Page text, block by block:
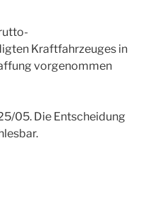
Kraftfahrzeuges in
vorgenommen
05. Die Entscheidung